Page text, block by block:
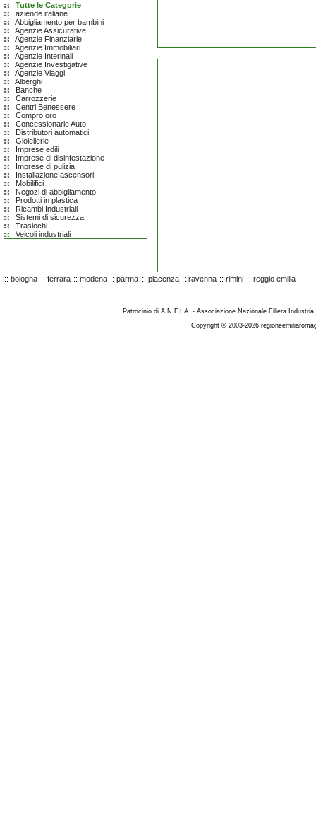
Tutte le Categorie
aziende italiane
Abbigliamento per bambini
Agenzie Assicurative
Agenzie Finanziarie
Agenzie Immobiliari
Agenzie Interinali
Agenzie Investigative
Agenzie Viaggi
Alberghi
Banche
Carrozzerie
Centri Benessere
Compro oro
Concessionarie Auto
Distributori automatici
Gioiellerie
Imprese edili
Imprese di disinfestazione
Imprese di pulizia
Installazione ascensori
Mobilifici
Negozi di abbigliamento
Prodotti in plastica
Ricambi Industriali
Sistemi di sicurezza
Traslochi
Veicoli industriali
:: bologna :: ferrara :: modena :: parma :: piacenza :: ravenna :: rimini :: reggio emilia
Patrocinio di A.N.F.I.A. - Associazione Nazionale Filiera
Copyright © 2003-2026